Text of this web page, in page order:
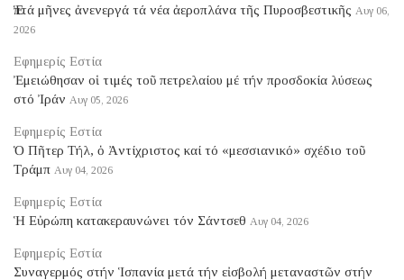
Ἑπτά μῆνες ἀνενεργά τά νέα ἀεροπλάνα τῆς Πυροσβεστικῆς Αυγ 06,
2026
Εφημερίς Εστία
Ἐμειώθησαν οἱ τιμές τοῦ πετρελαίου μέ τήν προσδοκία λύσεως
στό Ἰράν Αυγ 05, 2026
Εφημερίς Εστία
Ὁ Πῆτερ Τήλ, ὁ Ἀντίχριστος καί τό «μεσσιανικό» σχέδιο τοῦ
Τράμπ Αυγ 04, 2026
Εφημερίς Εστία
Ἡ Εὐρώπη κατακεραυνώνει τόν Σάντσεθ Αυγ 04, 2026
Εφημερίς Εστία
Συναγερμός στήν Ἱσπανία μετά τήν εἰσβολή μεταναστῶν στήν